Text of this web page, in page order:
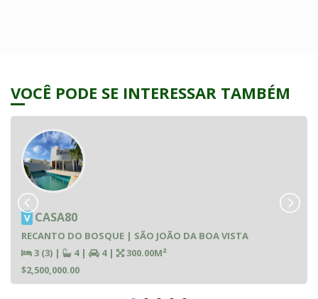
VOCÊ PODE SE INTERESSAR TAMBÉM
V CASA80
RECANTO DO BOSQUE | SÃO JOÃO DA BOA VISTA
3 (3) | 4 | 4 |
300.00M²
$2,500,000.00